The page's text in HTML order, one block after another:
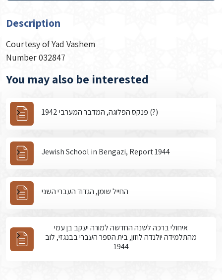
Description
Courtesy of Yad Vashem
Number 032847
You may also be interested
פנקס הפלוגה, המדבר המערבי 1942 (?)
Jewish School in Bengazi, Report 1944
החייל שומן, הגדוד העברי השני
איחולי ברכה לשנה החדשה למורה יעקב בן עמי
מהתלמידה יולנדה לוזון, בית הספר העברי בבנגזי, לוב
1944